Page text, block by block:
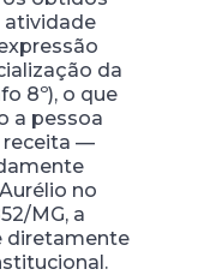
atividade
da
8º), o que
a pessoa
receita —
no
MG, a
diretamente